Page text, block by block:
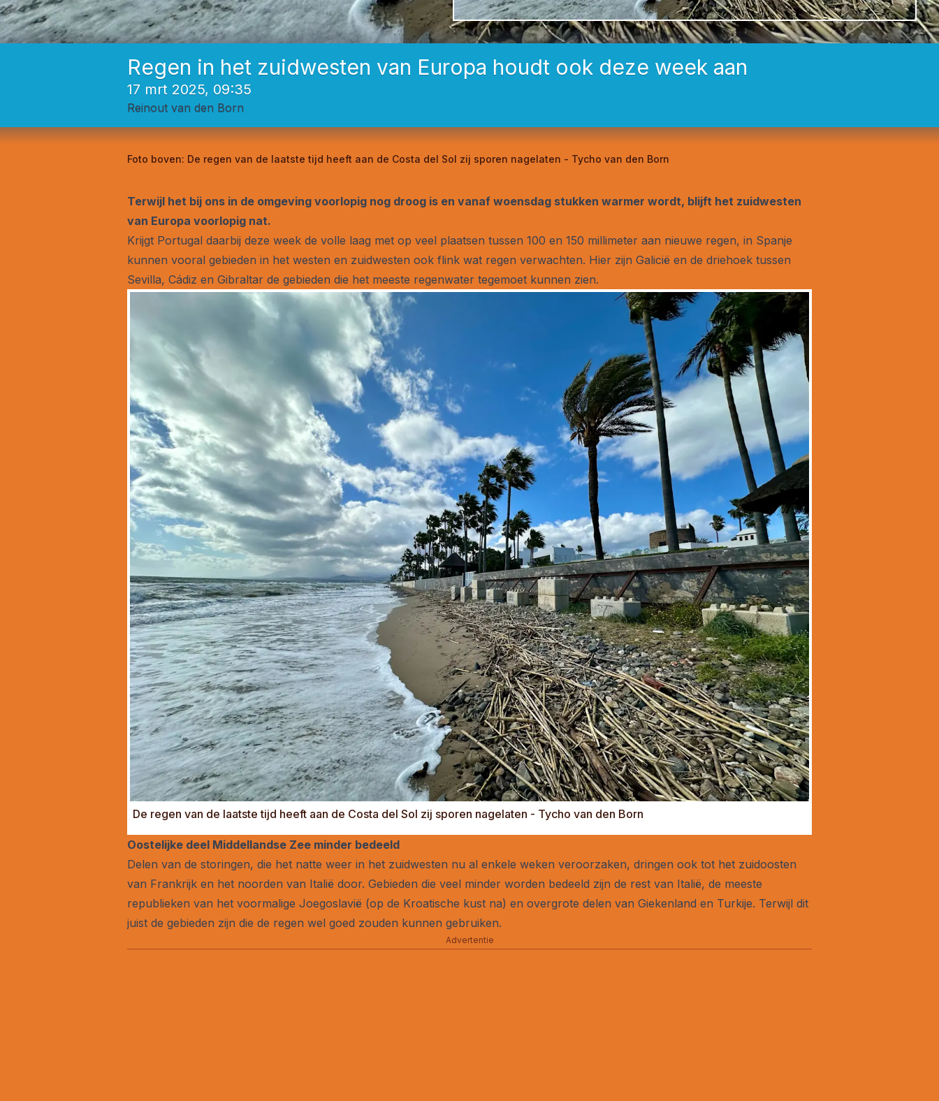
Regen in het zuidwesten van Europa houdt ook deze week aan
17 mrt 2025, 09:35
Reinout van den Born
Foto boven: De regen van de laatste tijd heeft aan de Costa del Sol zij sporen nagelaten - Tycho van den Born
Terwijl het bij ons in de omgeving voorlopig nog droog is en vanaf woensdag stukken warmer wordt, blijft het zuidwesten
van Europa voorlopig nat.
Krijgt Portugal daarbij deze week de volle laag met op veel plaatsen tussen 100 en 150 millimeter aan nieuwe regen, in Spanje
kunnen vooral gebieden in het westen en zuidwesten ook flink wat regen verwachten. Hier zijn Galicië en de driehoek tussen
Sevilla, Cádiz en Gibraltar de gebieden die het meeste regenwater tegemoet kunnen zien.
De regen van de laatste tijd heeft aan de Costa del Sol zij sporen nagelaten - Tycho van den Born
Oostelijke deel Middellandse Zee minder bedeeld
Delen van de storingen, die het natte weer in het zuidwesten nu al enkele weken veroorzaken, dringen ook tot het zuidoosten
van Frankrijk en het noorden van Italië door. Gebieden die veel minder worden bedeeld zijn de rest van Italië, de meeste
republieken van het voormalige Joegoslavië (op de Kroatische kust na) en overgrote delen van Giekenland en Turkije. Terwijl dit
juist de gebieden zijn die de regen wel goed zouden kunnen gebruiken.
Advertentie